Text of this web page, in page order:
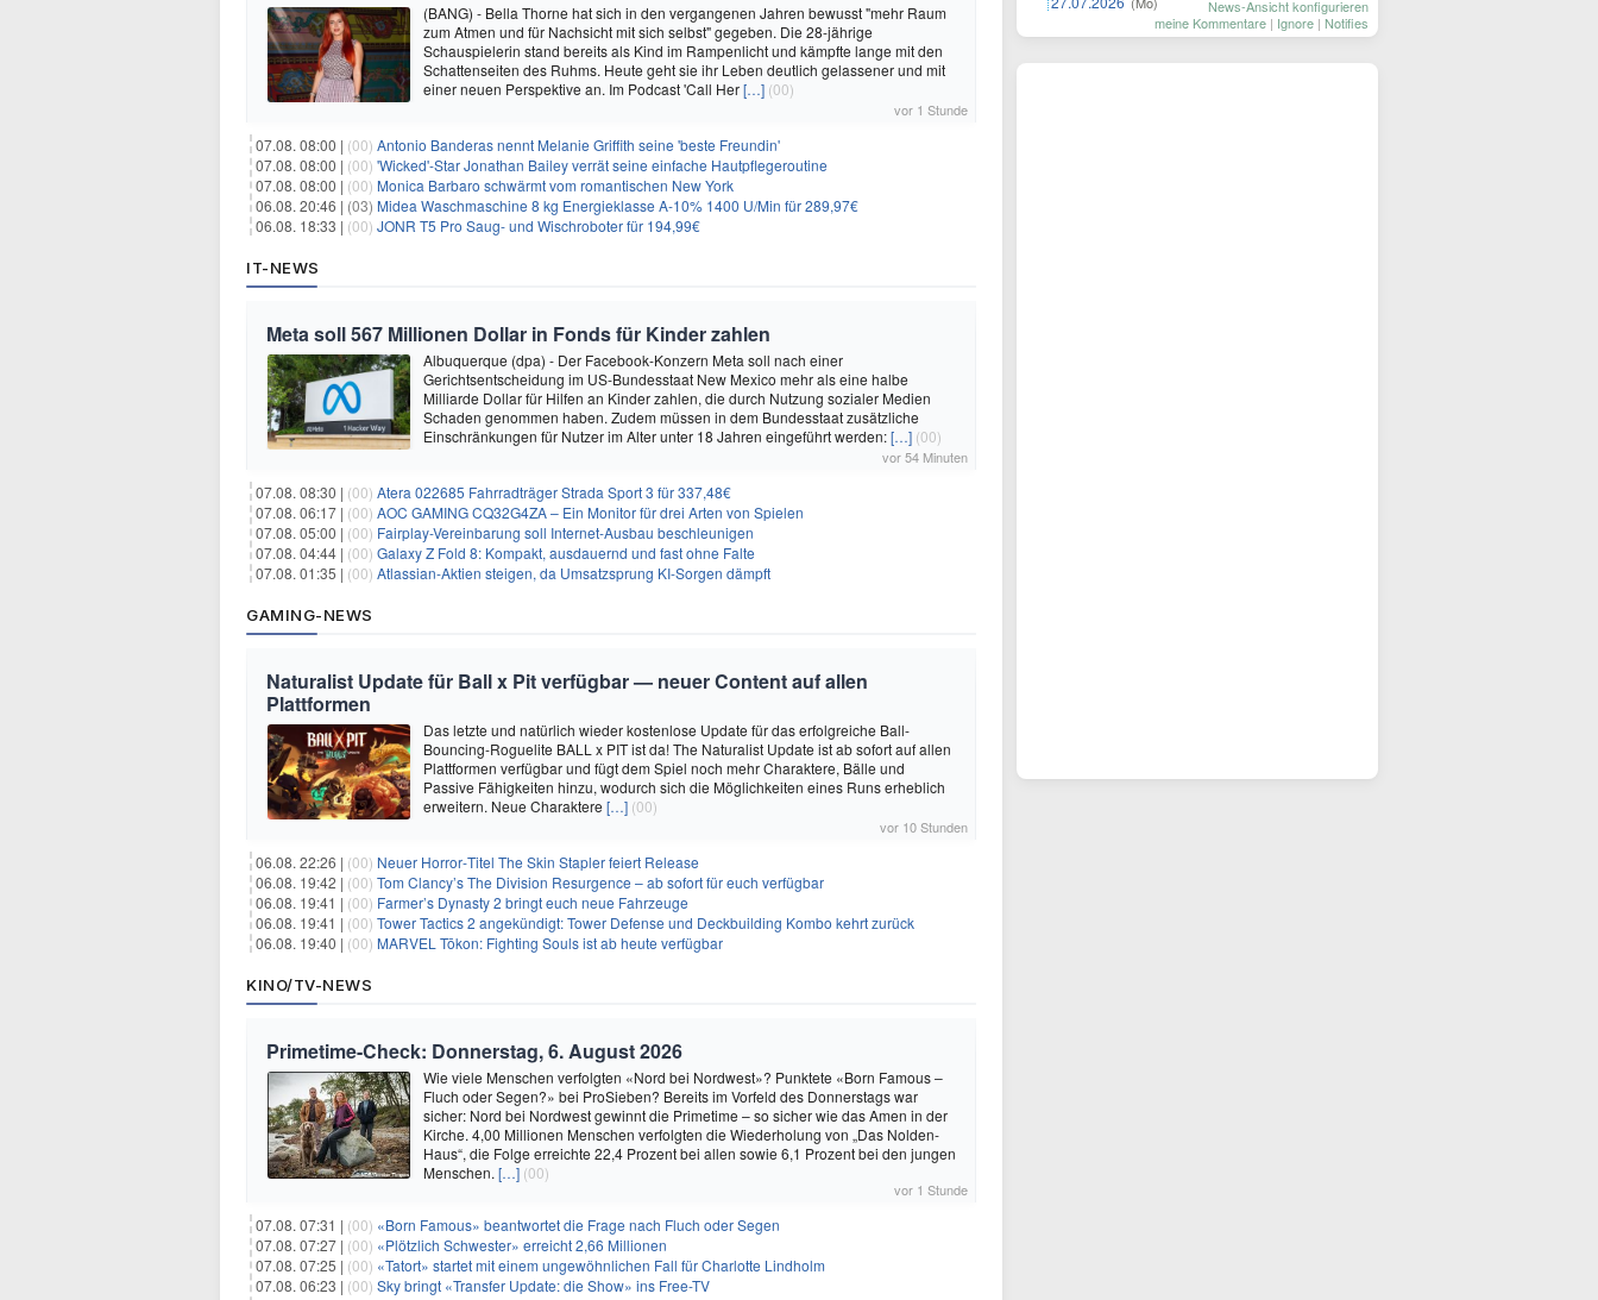
(BANG) - Bella Thorne hat sich in den vergangenen Jahren bewusst "mehr Raum
zum Atmen und für Nachsicht mit sich selbst" gegeben. Die 28-jährige
Schauspielerin stand bereits als Kind im Rampenlicht und kämpfte lange mit den
Schattenseiten des Ruhms. Heute geht sie ihr Leben deutlich gelassener und mit
einer neuen Perspektive an. Im Podcast 'Call Her[…] (00)
vor 1 Stunde
07.08. 08:00 | (00) Antonio Banderas nennt Melanie Griffith seine 'beste Freundin'
07.08. 08:00 | (00) 'Wicked'-Star Jonathan Bailey verrät seine einfache Hautpflegeroutine
07.08. 08:00 | (00) Monica Barbaro schwärmt vom romantischen New York
06.08. 20:46 | (03) Midea Waschmaschine 8 kg Energieklasse A-10% 1400 U/Min für 289,97€
06.08. 18:33 | (00) JONR T5 Pro Saug- und Wischroboter für 194,99€
IT-NEWS
Meta soll 567 Millionen Dollar in Fonds für Kinder zahlen
Albuquerque (dpa) - Der Facebook-Konzern Meta soll nach einer
Gerichtsentscheidung im US-Bundesstaat New Mexico mehr als eine halbe
Milliarde Dollar für Hilfen an Kinder zahlen, die durch Nutzung sozialer Medien
Schaden genommen haben. Zudem müssen in dem Bundesstaat zusätzliche
Einschränkungen für Nutzer im Alter unter 18 Jahren eingeführt werden:[…] (00)
vor 54 Minuten
07.08. 08:30 | (00) Atera 022685 Fahrradträger Strada Sport 3 für 337,48€
07.08. 06:17 | (00) AOC GAMING CQ32G4ZA – Ein Monitor für drei Arten von Spielen
07.08. 05:00 | (00) Fairplay-Vereinbarung soll Internet-Ausbau beschleunigen
07.08. 04:44 | (00) Galaxy Z Fold 8: Kompakt, ausdauernd und fast ohne Falte
07.08. 01:35 | (00) Atlassian-Aktien steigen, da Umsatzsprung KI-Sorgen dämpft
GAMING-NEWS
Naturalist Update für Ball x Pit verfügbar — neuer Content auf allen
Plattformen
Das letzte und natürlich wieder kostenlose Update für das erfolgreiche Ball-
Bouncing-Roguelite BALL x PIT ist da! The Naturalist Update ist ab sofort auf allen
Plattformen verfügbar und fügt dem Spiel noch mehr Charaktere, Bälle und
Passive Fähigkeiten hinzu, wodurch sich die Möglichkeiten eines Runs erheblich
erweitern. Neue Charaktere […] (00)
vor 10 Stunden
06.08. 22:26 | (00) Neuer Horror‑Titel The Skin Stapler feiert Release
06.08. 19:42 | (00) Tom Clancy’s The Division Resurgence – ab sofort für euch verfügbar
06.08. 19:41 | (00) Farmer’s Dynasty 2 bringt euch neue Fahrzeuge
06.08. 19:41 | (00) Tower Tactics 2 angekündigt: Tower Defense und Deckbuilding Kombo kehrt zurück
06.08. 19:40 | (00) MARVEL Tōkon: Fighting Souls ist ab heute verfügbar
KINO/TV-NEWS
Primetime-Check: Donnerstag, 6. August 2026
Wie viele Menschen verfolgten «Nord bei Nordwest»? Punktete «Born Famous –
Fluch oder Segen?» bei ProSieben? Bereits im Vorfeld des Donnerstags war
sicher: Nord bei Nordwest gewinnt die Primetime – so sicher wie das Amen in der
Kirche. 4,00 Millionen Menschen verfolgten die Wiederholung von „Das Nolden-
Haus“, die Folge erreichte 22,4 Prozent bei allen sowie 6,1 Prozent bei den jungen
Menschen. […] (00)
vor 1 Stunde
07.08. 07:31 | (00) «Born Famous» beantwortet die Frage nach Fluch oder Segen
07.08. 07:27 | (00) «Plötzlich Schwester» erreicht 2,66 Millionen
07.08. 07:25 | (00) «Tatort» startet mit einem ungewöhnlichen Fall für Charlotte Lindholm
07.08. 06:23 | (00) Sky bringt «Transfer Update: die Show» ins Free-TV
News-Ansicht konfigurieren
meine Kommentare | Ignore | Notifies